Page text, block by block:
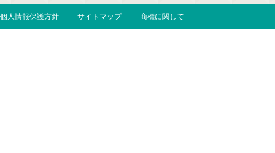
個人情報保護方針 サイトマップ 商標に関して